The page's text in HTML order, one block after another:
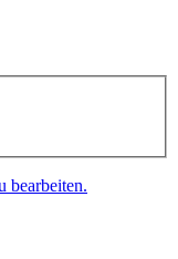
bearbeiten.